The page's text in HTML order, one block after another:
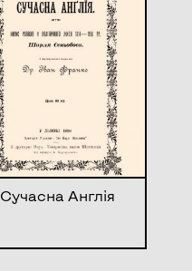
Сучасна Англія